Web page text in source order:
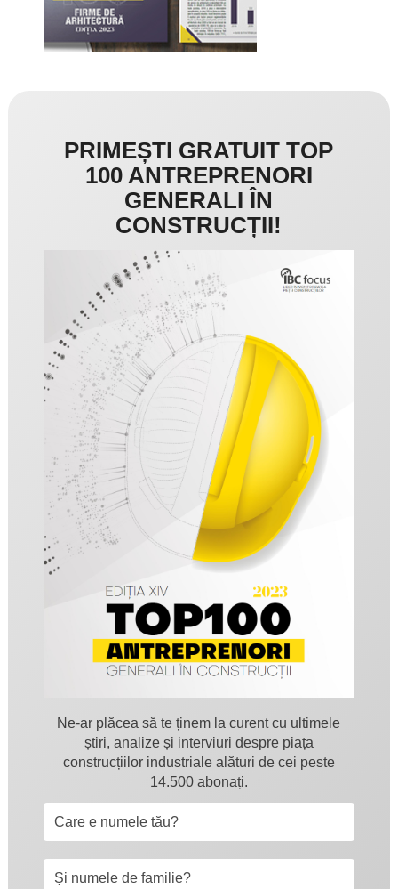
PRIMEȘTI GRATUIT TOP
100 ANTREPRENORI
GENERALI ÎN
CONSTRUCȚII!
Ne-ar plăcea să te ținem la curent cu ultimele
știri, analize și interviuri despre piața
construcțiilor industriale alături de cei peste
14.500 abonați.